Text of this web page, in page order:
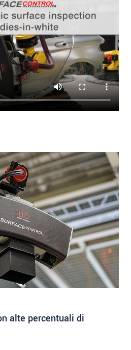
alte percentuali di